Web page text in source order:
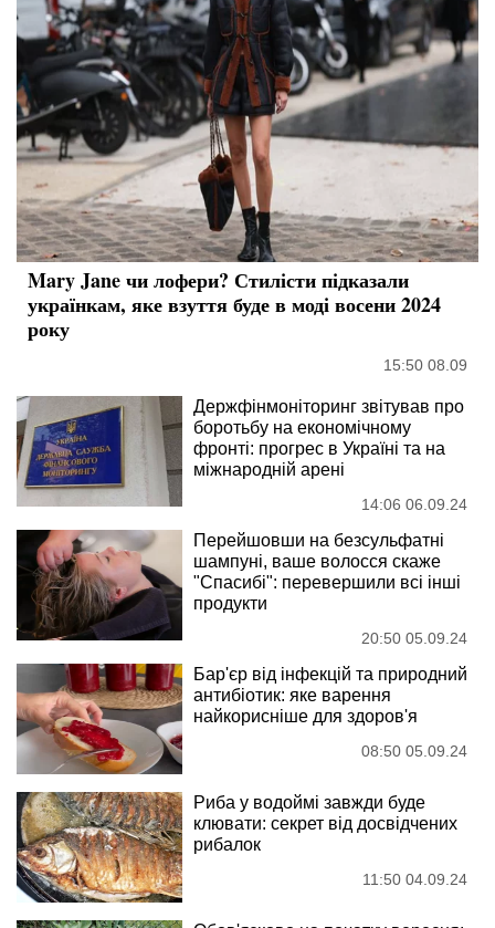
Mary Jane чи лофери? Стилісти підказали
українкам, яке взуття буде в моді восени 2024
року
15:50 08.09
Держфінмоніторинг звітував про
боротьбу на економічному
фронті: прогрес в Україні та на
міжнародній арені
14:06 06.09.24
Перейшовши на безсульфатні
шампуні, ваше волосся скаже
"Спасибі": перевершили всі інші
продукти
20:50 05.09.24
Бар'єр від інфекцій та природний
антибіотик: яке варення
найкорисніше для здоров'я
08:50 05.09.24
Риба у водоймі завжди буде
клювати: секрет від досвідчених
рибалок
11:50 04.09.24